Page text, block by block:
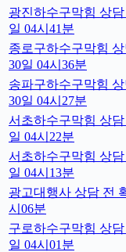
광진하수구막힘 상
일 04시41분
종로구하수구막힘
30일 04시36분
송파구하수구막힘
30일 04시27분
서초하수구막힘 상
일 04시22분
서초하수구막힘 상
일 04시13분
광고대행사 상담 전
시06분
구로하수구막힘 상
일 04시01분